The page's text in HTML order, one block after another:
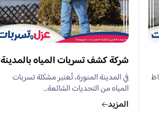
شركة كشف تسربات المياه بالمدينة
في المدينة المنورة، تُعتبر مشكلة تسربات
المياه من التحديات الشائعة…
المزيد